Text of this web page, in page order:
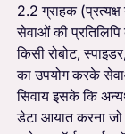
2.2 ग्राहक
सेवाओं की प्रतिलिपि
किसी रोबोट,
का उपयोग करके
सिवाय इसके कि
डेटा आयात करना